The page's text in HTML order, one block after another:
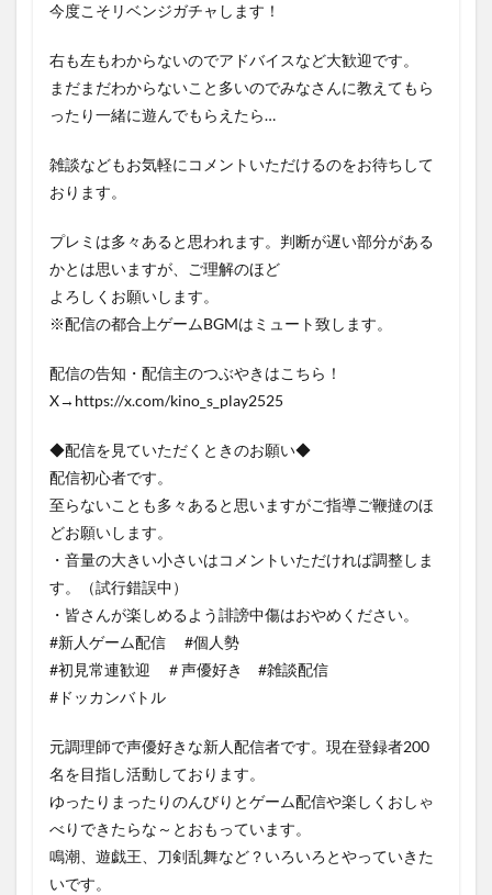
今度こそリベンジガチャします！
右も左もわからないのでアドバイスなど大歓迎です。
まだまだわからないこと多いのでみなさんに教えてもら
ったり一緒に遊んでもらえたら…
雑談などもお気軽にコメントいただけるのをお待ちして
おります。
プレミは多々あると思われます。判断が遅い部分がある
かとは思いますが、ご理解のほど
よろしくお願いします。
※配信の都合上ゲームBGMはミュート致します。
配信の告知・配信主のつぶやきはこちら！
X→https://x.com/kino_s_play2525
◆配信を見ていただくときのお願い◆
配信初心者です。
至らないことも多々あると思いますがご指導ご鞭撻のほ
どお願いします。
・音量の大きい小さいはコメントいただければ調整しま
す。（試行錯誤中）
・皆さんが楽しめるよう誹謗中傷はおやめください。
#新人ゲーム配信 #個人勢
#初見常連歓迎 ＃声優好き #雑談配信
#ドッカンバトル
元調理師で声優好きな新人配信者です。現在登録者200
名を目指し活動しております。
ゆったりまったりのんびりとゲーム配信や楽しくおしゃ
べりできたらな～とおもっています。
鳴潮、遊戯王、刀剣乱舞など？いろいろとやっていきた
いです。